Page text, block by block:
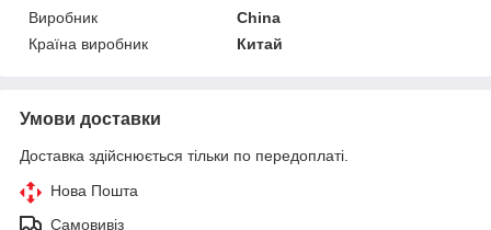
Виробник
China
Країна виробник
Китай
Умови доставки
Доставка здійснюється тільки по передоплаті.
Нова Пошта
Самовивіз